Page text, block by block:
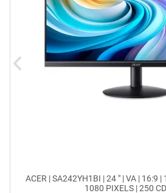
ACER | SA242YH1BI | 24 " | VA | 16:9
1080 PIXELS | 250